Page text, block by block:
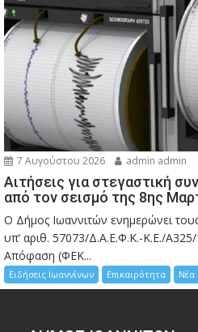
7 Αυγούστου 2026 admin admin
Αιτήσεις για στεγαστική
από τον σεισμό της 8ης
Ο Δήμος Ιωαννιτών ενημερώνει
υπ’ αριθ. 57073/Δ.Α.Ε.Φ.Κ.-Κ.Ε./
Απόφαση (ΦΕΚ...
Ειδήσεις Ιωαννίνων Επικαιρότητα